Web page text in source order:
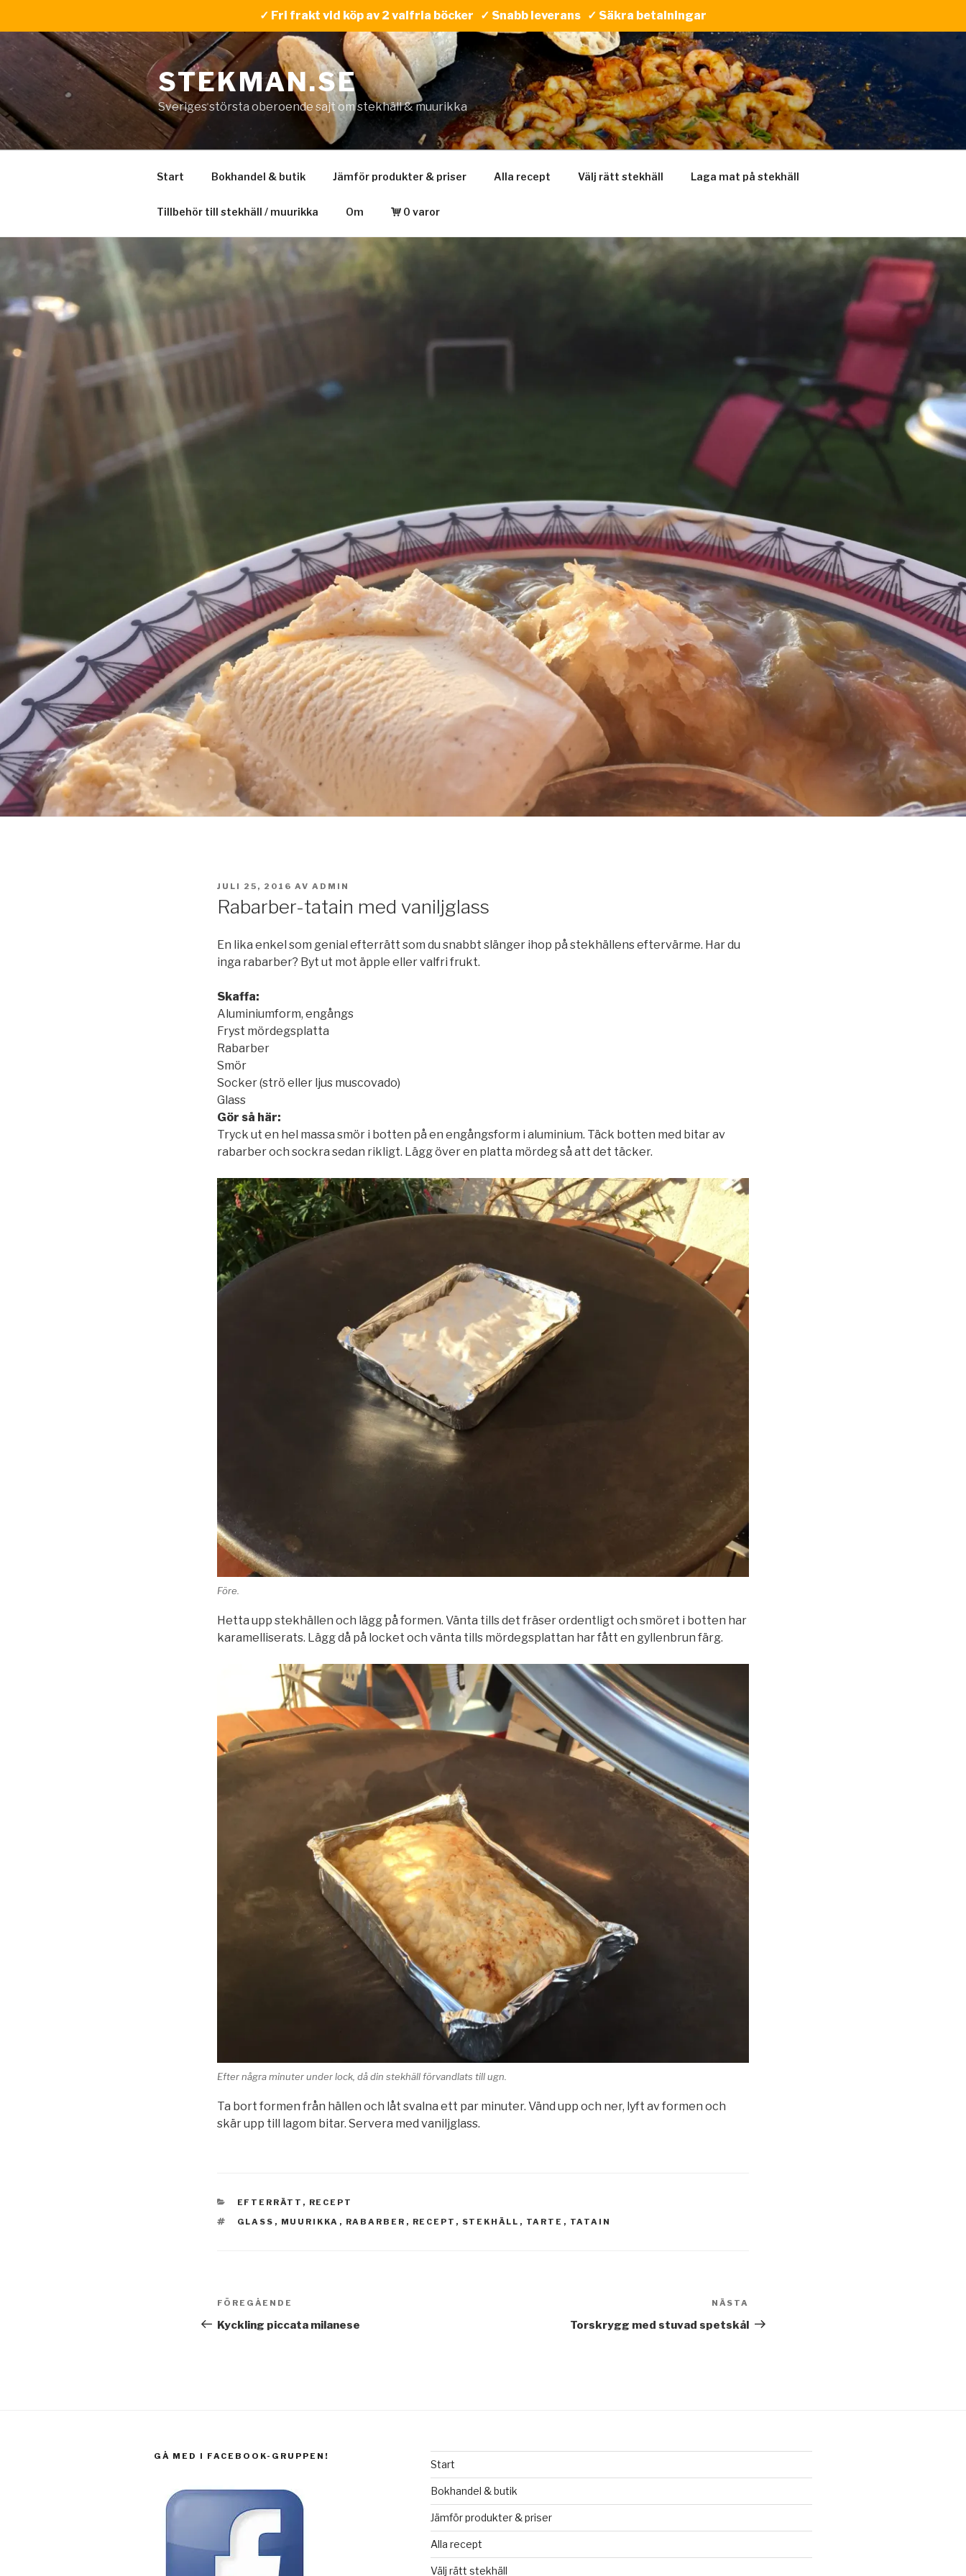
✓ Fri frakt vid köp av 2 valfria böcker ✓ Snabb leverans ✓ Säkra betalningar
Hoppa
innehåll
STEKMAN.SE
Sveriges största oberoende sajt om stekhäll & muurikka
Start Bokhandel & butik Jämför produkter & priser Alla recept Välj rätt stekhäll Laga mat på stekhäll
Tillbehör till stekhäll / muurikka Om 0 varor
PUBLICERAT
JULI 25, 2016 AV ADMIN
Rabarber-tatain med vaniljglass
En lika enkel som genial efterrätt som du snabbt slänger ihop på stekhällens eftervärme. Har du
inga rabarber? Byt ut mot äpple eller valfri frukt.
Skaffa:
Aluminiumform, engångs
Fryst mördegsplatta
Rabarber
Smör
Socker (strö eller ljus muscovado)
Glass
Gör så här:
Tryck ut en hel massa smör i botten på en engångsform i aluminium. Täck botten med bitar av
rabarber och sockra sedan rikligt. Lägg över en platta mördeg så att det täcker.
Före.
Hetta upp stekhällen och lägg på formen. Vänta tills det fräser ordentligt och smöret i botten har
karamelliserats. Lägg då på locket och vänta tills mördegsplattan har fått en gyllenbrun färg.
Efter några minuter under lock, då din stekhäll förvandlats till ugn.
Ta bort formen från hällen och låt svalna ett par minuter. Vänd upp och ner, lyft av formen och
skär upp till lagom bitar. Servera med vaniljglass.
KATEGORIER
EFTERRÄTT , RECEPT
TAGGAR
GLASS , MUURIKKA , RABARBER , RECEPT , STEKHÄLL , TARTE , TATAIN
Inläggsnavigering
Föregående
inlägg
FÖREGÅENDE
Kyckling piccata milanese
inlägg
NÄSTA
Torskrygg med stuvad spetskål
GÅ MED I FACEBOOK-GRUPPEN!
Start
Bokhandel & butik
Jämför produkter & priser
Alla recept
Välj rätt stekhäll